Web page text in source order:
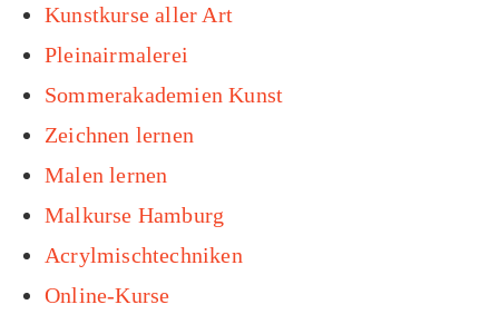
Kunstkurse aller Art
Pleinairmalerei
Sommerakademien Kunst
Zeichnen lernen
Malen lernen
Malkurse Hamburg
Acrylmischtechniken
Online-Kurse